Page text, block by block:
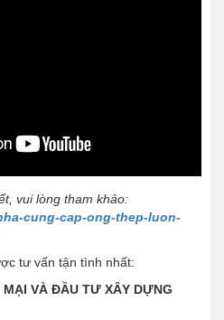
vui lòng tham khảo:
cung-cap-ong-thep-luon-
tư vấn tận tình nhất:
VÀ ĐẦU TƯ XÂY DỰNG